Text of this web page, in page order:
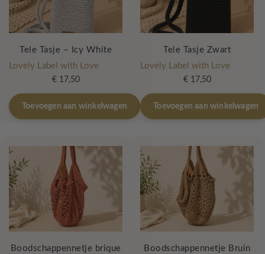
Tele Tasje – Icy White
Lovely Label with Love
€17,50
Toevoegen aan winkelwagen
Tele Tasje Zwart
Lovely Label with Love
€17,50
Toevoegen aan winkelwagen
Boodschappennetje brique
Boodschappennetje Bruin